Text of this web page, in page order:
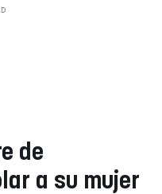
de
a su mujer